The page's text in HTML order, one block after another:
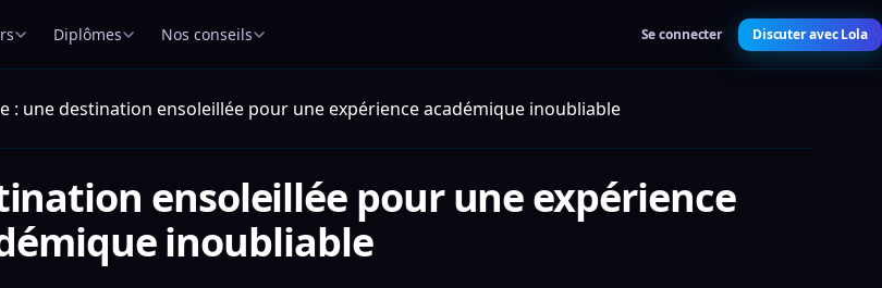
Diplômes Nos conseils Se connecter Discuter avec Lola
: une destination ensoleillée pour une expérience académique inoubliable
ensoleillée pour une expérience
inoubliable